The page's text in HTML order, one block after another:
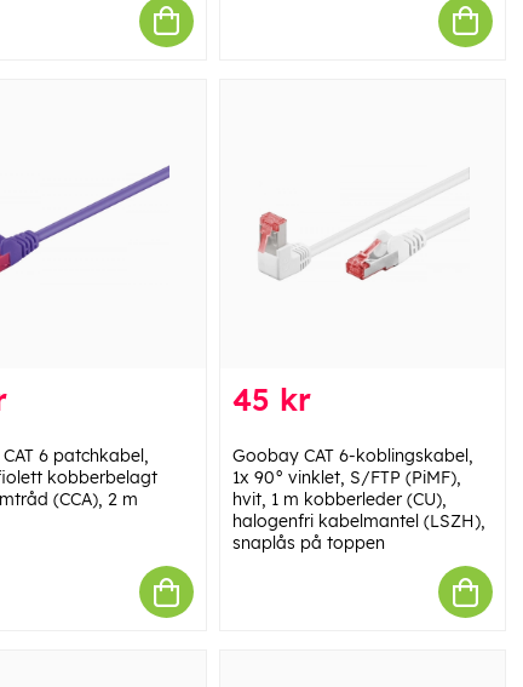
6 patchkabel,
kobberbelagt
(CCA), 2 m
45 kr
Goobay CAT 6-koblingskabel,
1x 90° vinklet, S/FTP (PiMF),
hvit, 1 m kobberleder (CU),
halogenfri kabelmantel (LSZH),
snaplås på toppen